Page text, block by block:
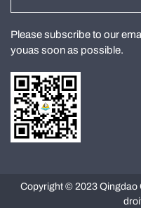
Please subscribe to our
youas soon as possible.
Copyright © 2023 Qingdao